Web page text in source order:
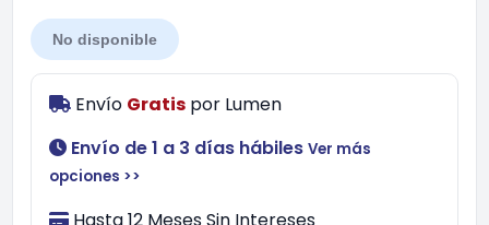
No disponible
Envío Gratis por Lumen
Envío de 1 a 3 días hábiles Ver más
opciones >>